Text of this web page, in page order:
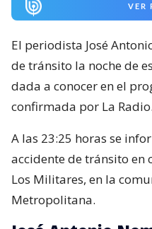
VER
El periodista José
de tránsito la noche de
dada a conocer en el
confirmada por La Radio.
A las 23:25 horas se
accidente de tránsito en
Los Militares, en la
Metropolitana.